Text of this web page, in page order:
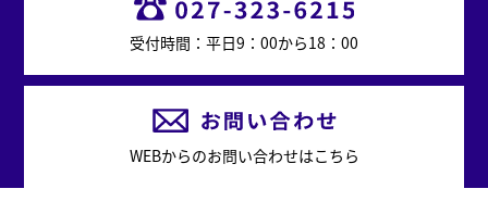
受付時間：平日9：00から18：00
WEBからのお問い合わせはこちら